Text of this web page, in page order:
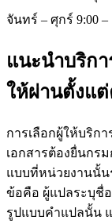
จันทร์ – ศุกร์ 9:00 –
แนะนำบริกา
ให้ผ่านตั้งแ
การเลือกผู้ให้บริก
เอกสารต้องยื่นกร
แบบที่หน่วยงานนั้น
ข้อคือ ผู้แปลระบุชื่
รูปแบบคำแปลนั้น